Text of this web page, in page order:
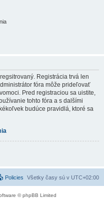
Registrácia trvá len
fóra môže prideľovať
Pred registraciou sa uistite,
tohto fóra a s dalšími
budúce pravidlá, ktoré sa
Všetky časy sú v UTC+02:00
Policies
© phpBB Limited